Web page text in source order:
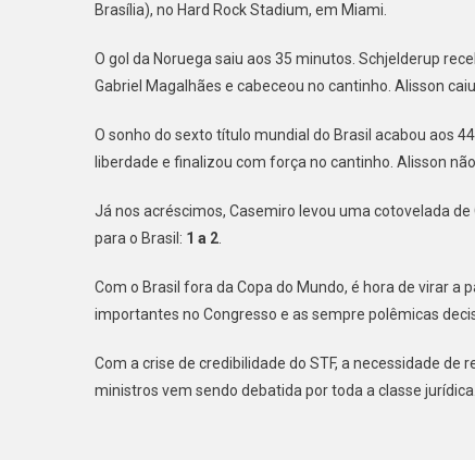
Brasília), no Hard Rock Stadium, em Miami.
O gol da Noruega saiu aos 35 minutos. Schjelderup
Gabriel Magalhães e cabeceou no cantinho. Alisson
O sonho do sexto título mundial do Brasil acabou aos
liberdade e finalizou com força no cantinho. Alisson
Já nos acréscimos, Casemiro levou uma cotovelada
para o Brasil: 1 a 2
Com o Brasil fora da Copa do Mundo, é hora de virar
importantes no Congresso e as sempre polêmicas
Com a crise de credibilidade do STF, a necessidade
ministros vem sendo debatida por toda a classe jurídica.